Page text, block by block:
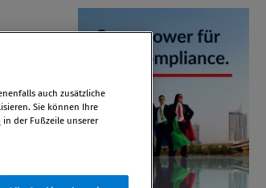
auch zusätzliche
Sie können Ihre
in der Fußzeile unserer